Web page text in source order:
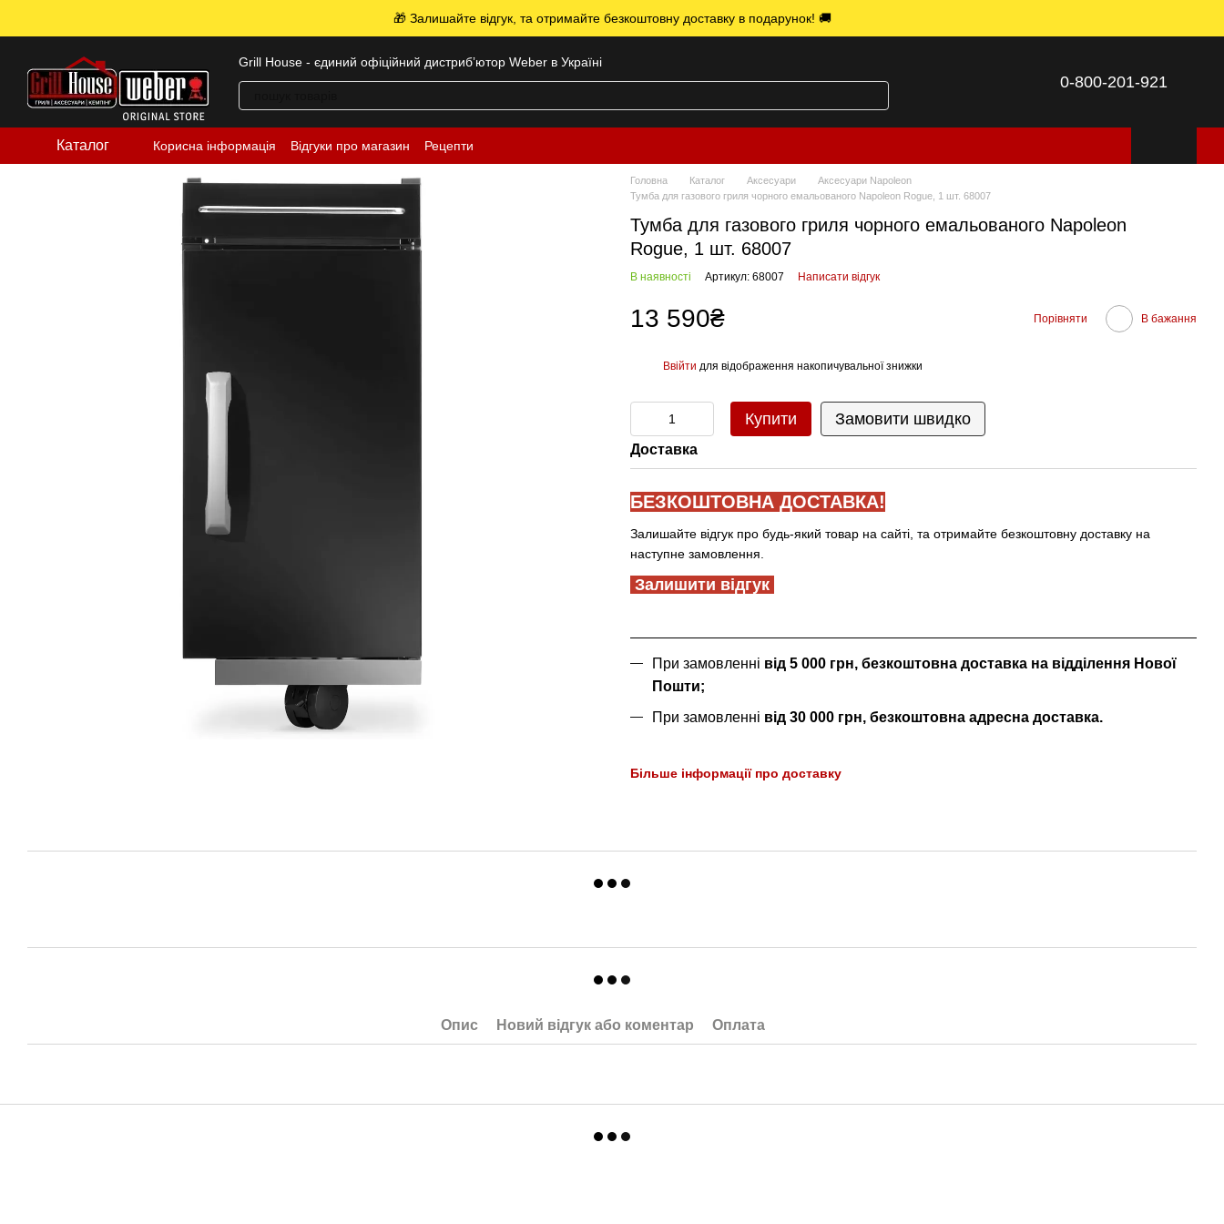
🎁 Залишайте відгук, та отримайте безкоштовну доставку в подарунок! 🚚
Grill House - єдиний офіційний дистрибʼютор Weber в Україні
0-800-201-921
Каталог Корисна інформація Відгуки про магазин Рецепти
Головна Каталог Аксесуари
Аксесуари Napoleon
Тумба для газового гриля чорного емальованого Napoleon Rogue, 1 шт. 68007
Тумба для газового гриля чорного емальованого Napoleon
Rogue, 1 шт. 68007
В наявності Артикул: 68007 Написати відгук
13 590₴ Порівняти В бажання
Ввійти для відображення накопичувальної знижки
Купити Замовити швидко
Доставка
БЕЗКОШТОВНА ДОСТАВКА!
Залишайте відгук про будь-який товар на сайті, та отримайте безкоштовну доставку на
наступне замовлення.
Залишити відгук
При замовленні від 5 000 грн, безкоштовна доставка на відділення Нової
Пошти;
При замовленні від 30 000 грн, безкоштовна адресна доставка.
Більше інформації про доставку
Опис Новий відгук або коментар Оплата